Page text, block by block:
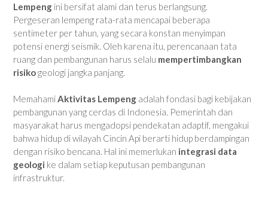
Lempeng ini bersifat alami dan terus berlangsung.
Pergeseran lempeng rata-rata mencapai beberapa
sentimeter per tahun, yang secara konstan menyimpan
potensi energi seismik. Oleh karena itu, perencanaan tata
ruang dan pembangunan harus selalu mempertimbangkan
risikogeologi jangka panjang.
MemahamiAktivitas Lempeng adalah fondasi bagi kebijakan
pembangunan yang cerdas di Indonesia. Pemerintah dan
masyarakat harus mengadopsi pendekatan adaptif, mengakui
bahwa hidup di wilayah Cincin Api berarti hidup berdampingan
dengan risiko bencana. Hal ini memerlukan integrasi data
geologi ke dalam setiap keputusan pembangunan
infrastruktur.